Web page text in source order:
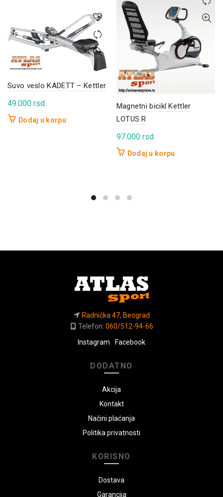
Suvo veslo KADETT – Kettler
49.000 rsd
Dodaj u korpu
Magnetni bicikl Kettler
LOTUS R
97.000 rsd
Dodaj u korpu
Radnička 47, Beograd
Telefon: 060/512-94-66
Instagram
Facebook
DODATNO
Akcija
Kontakt
Načini plaćanja
Politika privatnosti
KORISNO
Dostava
Garancija